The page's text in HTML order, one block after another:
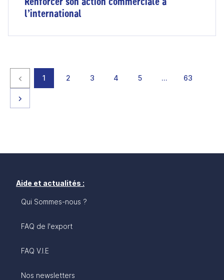
l’international
Page précédente
page
1 page
2 page
3 page
4 page
5 … page
63
Aide et actualités :
Qui Sommes-nous ?
FAQ de l'export
FAQ V.I.E
Nos newsletters